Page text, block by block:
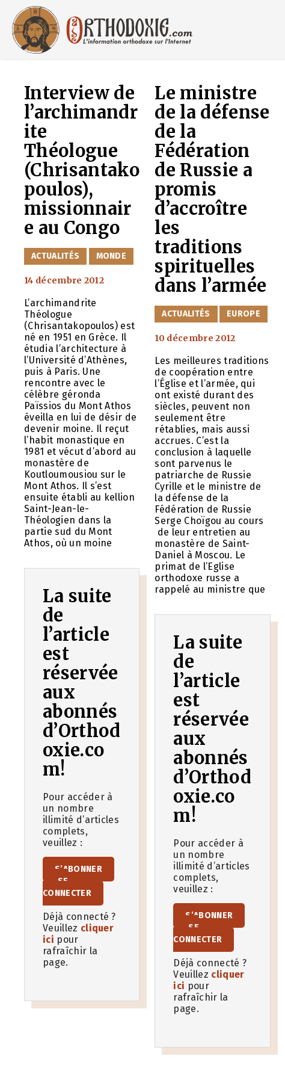
contenu
Interview de
l’archimandr
ite
Théologue
(Chrisantako
poulos),
missionnair
e au Congo
CATÉGORIES
ACTUALITÉS MONDE
14 décembre 2012
L’archimandrite
Théologue
(Chrisantakopoulos) est
né en 1951 en Grèce. Il
étudia l’architecture à
l’Université d’Athènes,
puis à Paris. Une
rencontre avec le
célèbre géronda
Païssios du Mont Athos
éveilla en lui de désir de
devenir moine. Il reçut
l’habit monastique en
1981 et vécut d’abord au
monastère de
Koutloumousiou sur le
Mont Athos. Il s’est
ensuite établi au kellion
Saint-Jean-le-
Théologien dans la
partie sud du Mont
Athos, où un moine
La suite
de
l’article
est
réservée
aux
abonnés
d’Orthod
oxie.co
m!
Pour accéder à
un nombre
illimité d’articles
complets,
veuillez :
S’ABONNER
SE
CONNECTER
Déjà connecté ?
Veuillez cliquer
ici pour
rafraîchir la
page.
Le ministre
de la défense
de la
Fédération
de Russie a
promis
d’accroître
les
traditions
spirituelles
dans l’armée
CATÉGORIES
ACTUALITÉS EUROPE
10 décembre 2012
Les meilleures traditions
de coopération entre
l’Église et l’armée, qui
ont existé durant des
siècles, peuvent non
seulement être
rétablies, mais aussi
accrues. C’est la
conclusion à laquelle
sont parvenus le
patriarche de Russie
Cyrille et le ministre de
la défense de la
Fédération de Russie
Serge Choïgou au cours
de leur entretien au
monastère de Saint-
Daniel à Moscou. Le
primat de l’Eglise
orthodoxe russe a
rappelé au ministre que
La suite
de
l’article
est
réservée
aux
abonnés
d’Orthod
oxie.co
m!
Pour accéder à
un nombre
illimité d’articles
complets,
veuillez :
S’ABONNER
SE
CONNECTER
Déjà connecté ?
Veuillez cliquer
ici pour
rafraîchir la
page.